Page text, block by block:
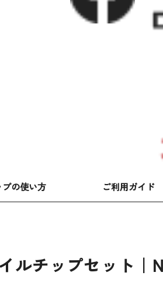
の使い方 ご利用ガイド
ルチップセット